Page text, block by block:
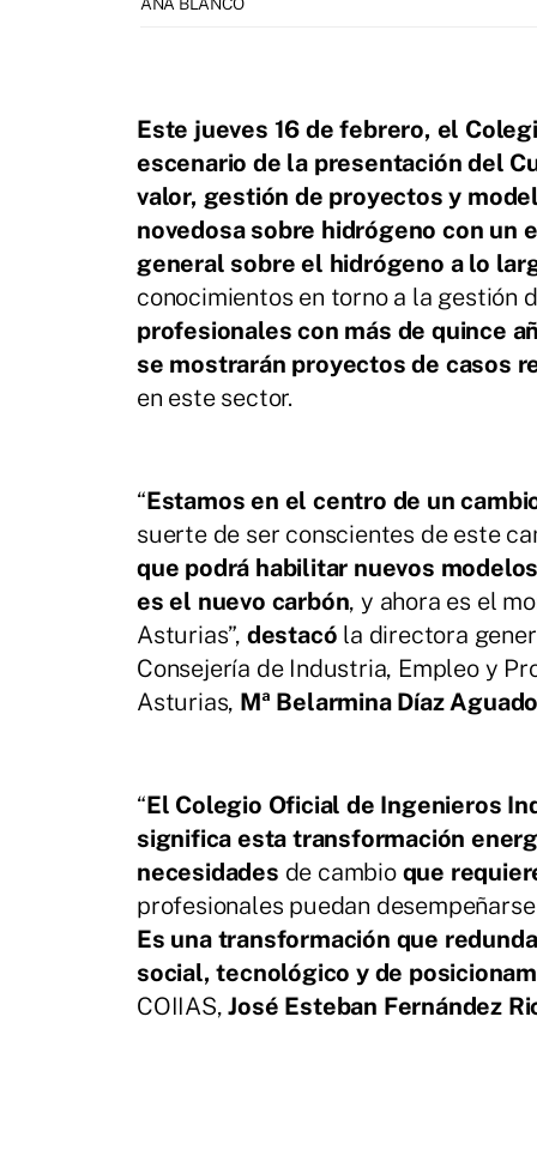
Este jueves 16 de febrero, el
escenario de la presentación del
valor, gestión de proyectos y
novedosa sobre hidrógeno con un
general sobre el hidrógeno a lo
conocimientos en torno a la gestión
profesionales con más de quince
se mostrarán proyectos de casos
en este sector.
“Estamos en el centro de un
suerte de ser conscientes de este
que podrá habilitar nuevos
es el nuevo carbón, y ahora es el
Asturias”, destacó la directora
Consejería de Industria, Empleo y
Asturias, Mª Belarmina Díaz Aguado
“El Colegio Oficial de Ingenieros
significa esta transformación
necesidades de cambio que
profesionales puedan
Es una transformación que
social, tecnológico y de
COIIAS,José Esteban Fernández